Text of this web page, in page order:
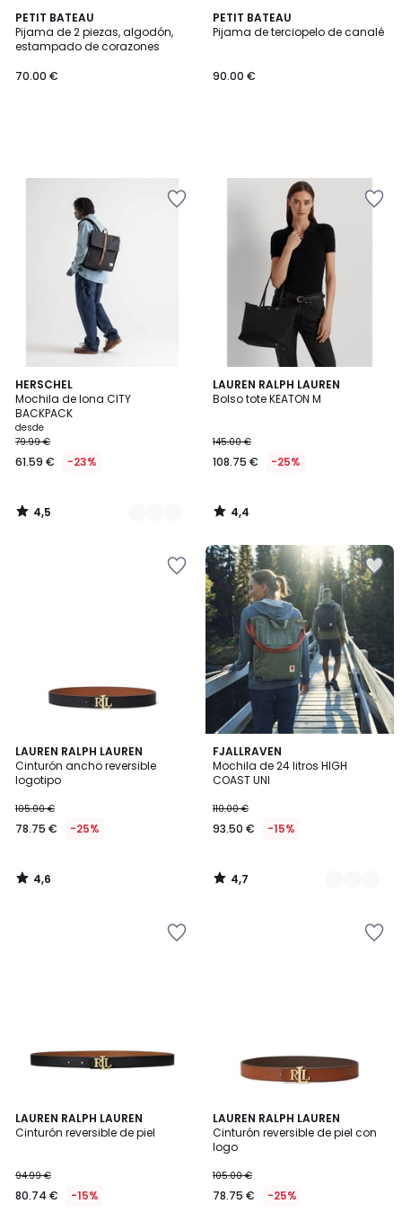
PETIT BATEAU
Pijama de 2 piezas, algodón,
estampado de corazones
70.00 €
PETIT BATEAU
Pijama de terciopelo de canalé
90.00 €
HERSCHEL
Mochila de lona CITY
BACKPACK
desde
79.99 €
61.59 € -23%
4,5
/ 5
2
Colores
4,5
/
LAUREN RALPH LAUREN
Bolso tote KEATON M
145.00 €
108.75 € -25%
4,4
/ 5
4,4
/
LAUREN RALPH LAUREN
Cinturón ancho reversible
logotipo
105.00 €
78.75 € -25%
4,6
/ 5
4,6
/
FJALLRAVEN
Mochila de 24 litros HIGH
COAST UNI
110.00 €
93.50 € -15%
4,7
/ 5
5
Colores
4,7
/
LAUREN RALPH LAUREN
Cinturón reversible de piel
94.99 €
80.74 € -15%
4,7
/ 5
LAUREN RALPH LAUREN
Cinturón reversible de piel con
logo
105.00 €
78.75 € -25%
5
/
5